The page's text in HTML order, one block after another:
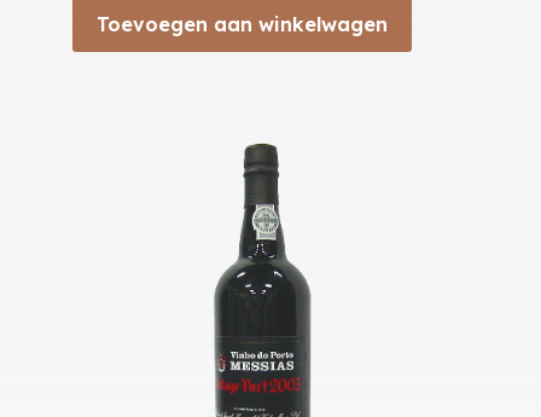
Toevoegen aan winkelwagen